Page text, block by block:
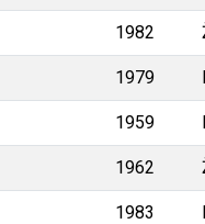
1982
1979
1959
1962
1983